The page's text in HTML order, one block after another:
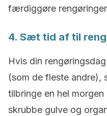
færdiggøre
4. Sæt tid af til
Hvis din
(som de fleste andre),
tilbringe en hel
skrubbe gulve og